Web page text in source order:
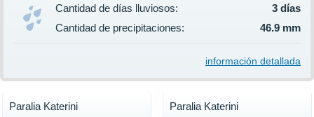
Cantidad de días lluviosos:
3 días
Cantidad de precipitaciones:
46.9 mm
información detallada
Paralia Katerini Paralia Katerini